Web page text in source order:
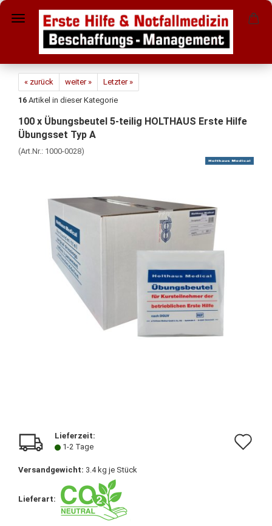
« zurück weiter »
Letzter »
16 Artikel in dieser Kategorie
100 x Übungsbeutel 5-teilig HOLTHAUS Erste Hilfe
Übungsset Typ A
(Art.Nr.: 1000-0028)
Lieferzeit:
1-2 Tage
Versandgewicht: 3.4kg je Stück
Lieferart: